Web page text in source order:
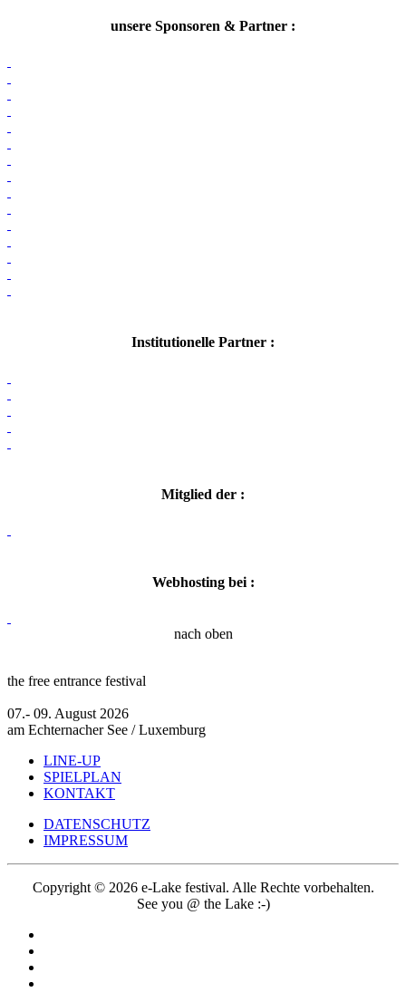
unsere Sponsoren & Partner :
Institutionelle Partner :
Mitglied der :
Webhosting bei :
nach oben
the free entrance festival
07.- 09. August 2026
am Echternacher See / Luxemburg
LINE-UP
SPIELPLAN
KONTAKT
DATENSCHUTZ
IMPRESSUM
Copyright © 2026 e-Lake festival. Alle Rechte vorbehalten.
See you @ the Lake :-)